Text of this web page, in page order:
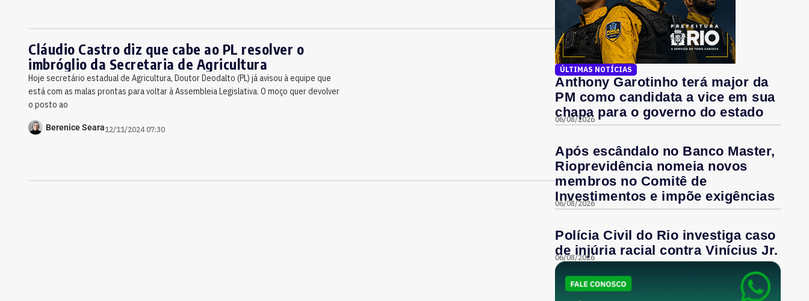
Cláudio Castro diz que cabe ao PL resolver o
imbróglio da Secretaria de Agricultura
Hoje secretário estadual de Agricultura, Doutor Deodalto (PL) já avisou à equipe que
está com as malas prontas para voltar à Assembleia Legislativa. O moço quer devolver
o posto ao
Berenice Seara12/11/2024 07:30
ÚLTIMAS NOTÍCIAS
Anthony Garotinho terá major da
PM como candidata a vice em sua
chapa para o governo do estado
06/08/2026
Após escândalo no Banco Master,
Rioprevidência nomeia novos
membros no Comitê de
Investimentos e impõe exigências
06/08/2026
Polícia Civil do Rio investiga caso
de injúria racial contra Vinícius Jr.
06/08/2026